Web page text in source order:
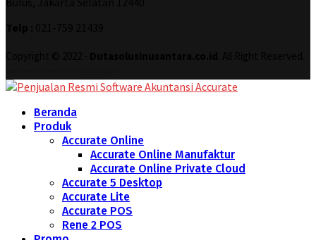
Beranda
Produk
Accurate Online
Accurate Online Manufaktur
Accurate Online Private Cloud
Accurate 5 Desktop
Accurate Lite
Accurate POS
Rene 2 POS